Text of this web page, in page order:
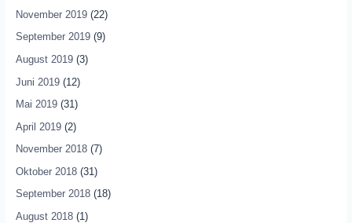
November 2019(22)
September 2019(9)
August 2019(3)
Juni 2019(12)
Mai 2019(31)
April 2019(2)
November 2018(7)
Oktober 2018(31)
September 2018(18)
August 2018(1)